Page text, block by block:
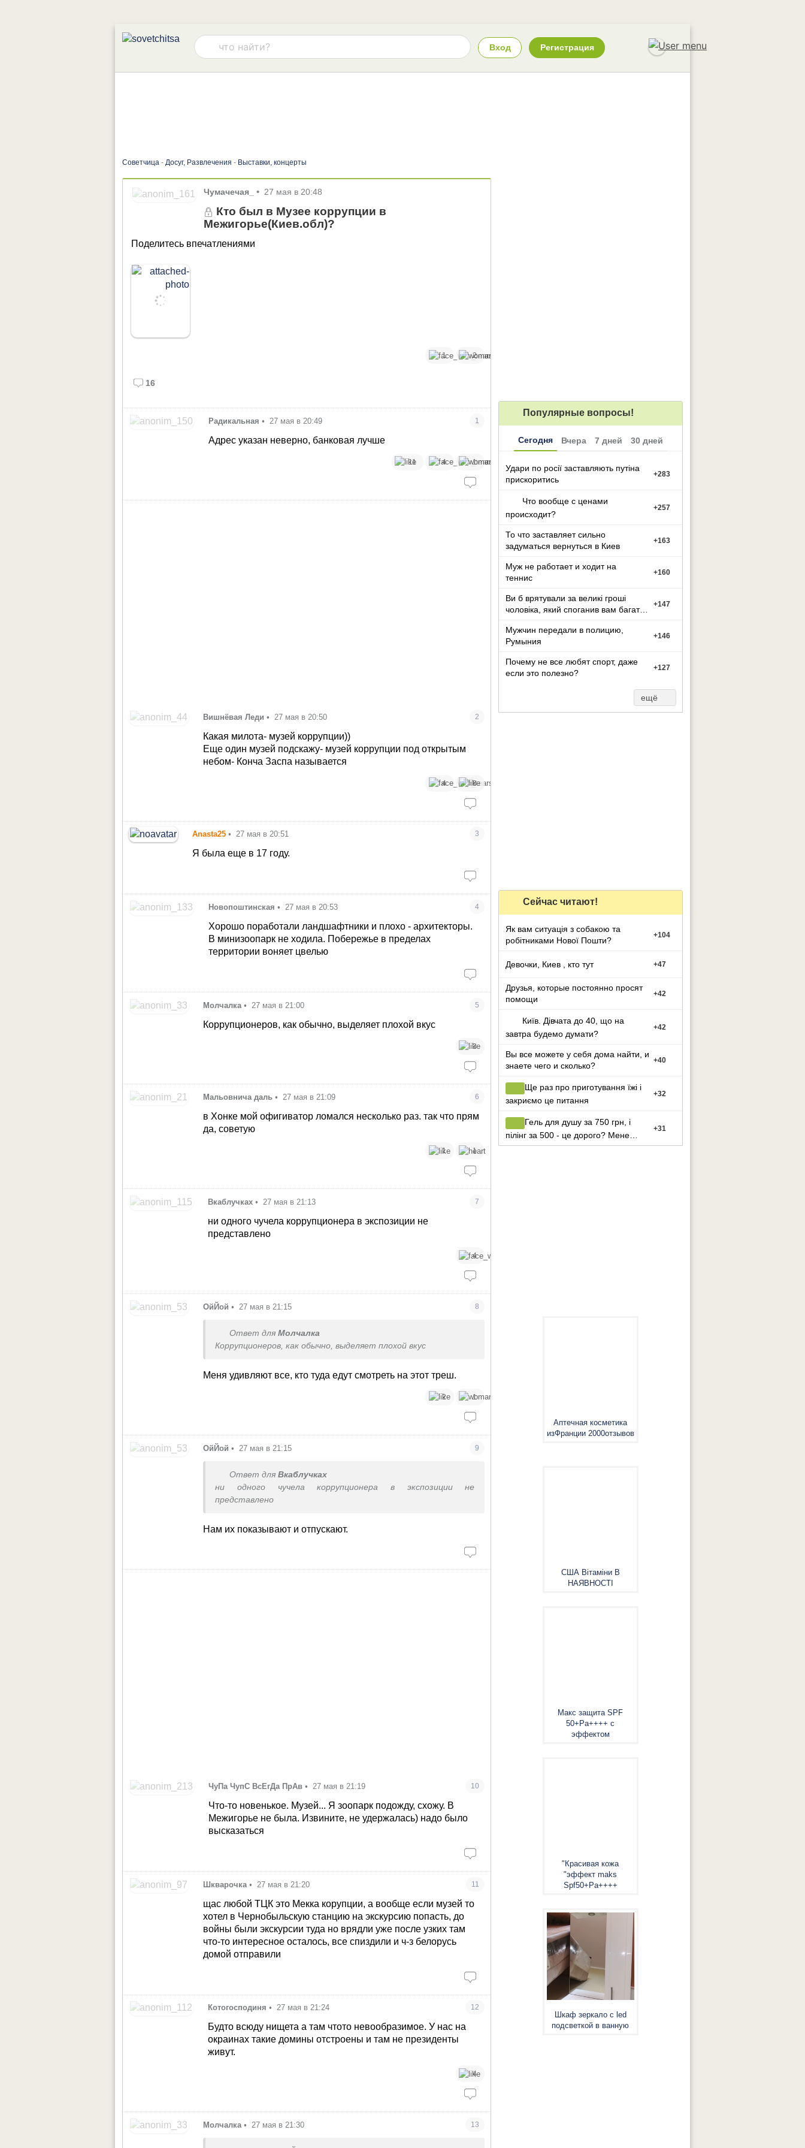
Вход Регистрация
Советчица - Досуг, Развлечения - Выставки, концерты
Чумачечая_ • 27 мая в 20:48
Кто был в Музее коррупции в
Межигорье(Киев.обл)?
Поделитесь впечатлениями
1 2
16
Радикальная • 27 мая в 20:49 1
Адрес указан неверно, банковая лучше
11 4 1
Вишнёвая Леди • 27 мая в 20:50 2
Какая милота- музей коррупции))
Еще один музей подскажу- музей коррупции под открытым
небом- Конча Заспа называется
4 8
Anasta25 • 27 мая в 20:51 3
Я была еще в 17 году.
Новопоштинская • 27 мая в 20:53 4
Хорошо поработали ландшафтники и плохо - архитекторы.
В минизоопарк не ходила. Побережье в пределах
территории воняет цвелью
Молчалка • 27 мая в 21:00 5
Коррупционеров, как обычно, выделяет плохой вкус
3
Мальовнича даль • 27 мая в 21:09 6
в Хонке мой офигиватор ломался несколько раз. так что прям
да, советую
1 1
Вкаблучках • 27 мая в 21:13 7
ни одного чучела коррупционера в экспозиции не
представлено
4
ОйЙой • 27 мая в 21:15 8
Ответ для Молчалка
Коррупционеров, как обычно, выделяет плохой вкус
Меня удивляют все, кто туда едут смотреть на этот треш.
2 1
ОйЙой • 27 мая в 21:15 9
Ответ для Вкаблучках
ни одного чучела коррупционера в экспозиции не
представлено
Нам их показывают и отпускают.
ЧуПа ЧупС ВсЕгДа ПрАв • 27 мая в 21:19 10
Что-то новенькое. Музей... Я зоопарк подожду, схожу. В
Межигорье не была. Извините, не удержалась) надо было
высказаться
Шкварочка • 27 мая в 21:20 11
щас любой ТЦК это Мекка корупции, а вообще если музей то
хотел в Чернобыльскую станцию на экскурсию попасть, до
войны были экскурсии туда но врядли уже после узких там
что-то интересное осталось, все спиздили и ч-з белорусь
домой отправили
Котогосподиня • 27 мая в 21:24 12
Будто всюду нищета а там чтото невообразимое. У нас на
окраинах такие домины отстроены и там не президенты
живут.
4
Молчалка • 27 мая в 21:30 13
Популярные вопросы!
Сегодня Вчера 7 дней 30 дней
Удари по росії заставляють путіна
прискоритись
+283
Что вообще с ценами
происходит?
+257
То что заставляет сильно
задуматься вернуться в Киев
+163
Муж не работает и ходит на
теннис
+160
Ви б врятували за великі гроші
чоловіка, який споганив вам багато
+147
Мужчин передали в полицию,
Румыния
+146
Почему не все любят спорт, даже
если это полезно?
+127
ещё
Сейчас читают!
Як вам ситуацiя з собакою та
робітниками Нової Пошти?
+104
Девочки, Киев , кто тут +47
Друзья, которые постоянно просят
помощи
+42
Київ. Дівчата до 40, що на
завтра будемо думати?
+42
Вы все можете у себя дома найти, и
знаете чего и сколько?
+40
Ще раз про приготування їжі і
закриємо це питання
+32
Гель для душу за 750 грн, і
пілінг за 500 - це дорого? Мене
осудили
+31
Аптечная косметика
изФранции 2000отзывов
США Вітаміни В
НАЯВНОСТІ
Макс защита SPF
50+Pa++++ с
эффектом
"Красивая кожа
"эффект maks
Spf50+Pa++++
Шкаф зеркало с led
подсветкой в ванную